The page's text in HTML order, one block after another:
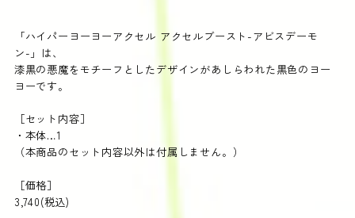
「ハイパーヨーヨーアクセル アクセルブースト-アビスデーモ
ン-」は、
漆黒の悪魔をモチーフ​ としたデザインがあしらわれた黒色のヨー
ヨーです。​
［セット内容］
・本体…1
（本商品のセット内容以外は付属しません。）
［価格］
3,740(税込)